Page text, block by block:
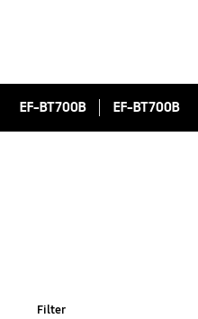
EF-BT700B EF-BT700B
Filter